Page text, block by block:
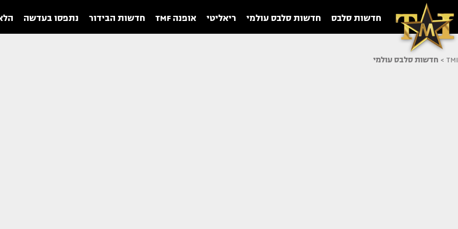
חדשות סלבס חדשות סלבס עולמי ריאליטי אופנה TMF חדשות הבידור נתפסו בעדשה
TMI
> חדשות סלבס עולמי